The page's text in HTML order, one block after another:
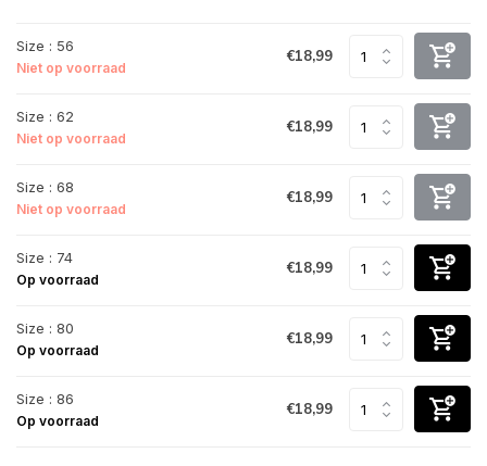
Size : 56
Niet op voorraad
€18,99
Size : 62
Niet op voorraad
€18,99
Size : 68
Niet op voorraad
€18,99
Size : 74
Op voorraad
€18,99
Size : 80
Op voorraad
€18,99
Size : 86
Op voorraad
€18,99